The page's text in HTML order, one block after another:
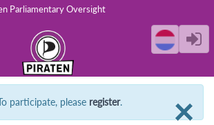
Parliamentary Oversight
×
participate, please register.